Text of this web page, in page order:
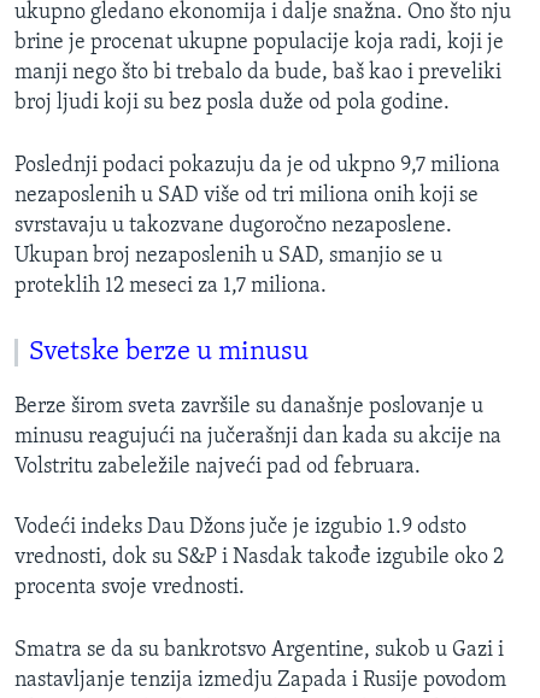
ukupno gledano ekonomija i dalje snažna. Ono što nju
brine je procenat ukupne populacije koja radi, koji je
manji nego što bi trebalo da bude, baš kao i preveliki
broj ljudi koji su bez posla duže od pola godine.
Poslednji podaci pokazuju da je od ukpno 9,7 miliona
nezaposlenih u SAD više od tri miliona onih koji se
svrstavaju u takozvane dugoročno nezaposlene.
Ukupan broj nezaposlenih u SAD, smanjio se u
proteklih 12 meseci za 1,7 miliona.
Svetske berze u minusu
Berze širom sveta završile su današnje poslovanje u
minusu reagujući na jučerašnji dan kada su akcije na
Volstritu zabeležile najveći pad od februara.
Vodeći indeks Dau Džons juče je izgubio 1.9 odsto
vrednosti, dok su S&P i Nasdak takođe izgubile oko 2
procenta svoje vrednosti.
Smatra se da su bankrotsvo Argentine, sukob u Gazi i
nastavljanje tenzija izmedju Zapada i Rusije povodom